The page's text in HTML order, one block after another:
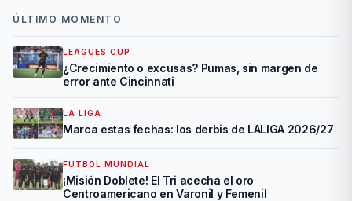
ÚLTIMO MOMENTO
LEAGUES CUP
¿Crecimiento o excusas? Pumas, sin margen de
error ante Cincinnati
LA LIGA
Marca estas fechas: los derbis de LALIGA 2026/27
FUTBOL MUNDIAL
¡Misión Doblete! El Tri acecha el oro
Centroamericano en Varonil y Femenil